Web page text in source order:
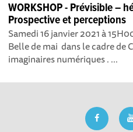
WORKSHOP - Prévisible –
Prospective et perceptions
Samedi 16 janvier 2021 à
Belle de mai dans le cadre de
imaginaires numériques . ...